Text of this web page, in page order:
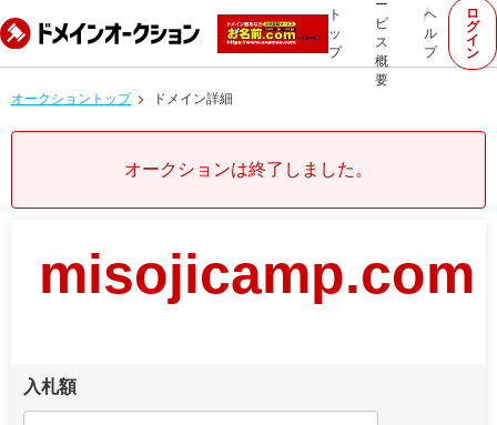
ト
ッ
プ
ー
ビ
ス
概
要
ヘ
ル
プ
ロ
グ
イ
ン
オークショントップ ドメイン詳細
オークションは終了しました。
misojicamp.com
入札額